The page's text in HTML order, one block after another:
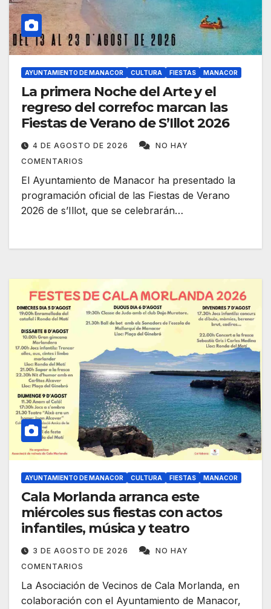
AYUNTAMIENTO DE MANACOR CULTURA FIESTAS MANACOR
La primera Noche del Arte y el
regreso del correfoc marcan las
Fiestas de Verano de S’Illot 2026
4 DE AGOSTO DE 2026
NO HAY
COMENTARIOS
El Ayuntamiento de Manacor ha presentado la
programación oficial de las Fiestas de Verano
2026 de s’Illot, que se celebrarán…
AYUNTAMIENTO DE MANACOR CULTURA FIESTAS MANACOR
Cala Morlanda arranca este
miércoles sus fiestas con actos
infantiles, música y teatro
3 DE AGOSTO DE 2026
NO HAY
COMENTARIOS
La Asociación de Vecinos de Cala Morlanda, en
colaboración con el Ayuntamiento de Manacor,